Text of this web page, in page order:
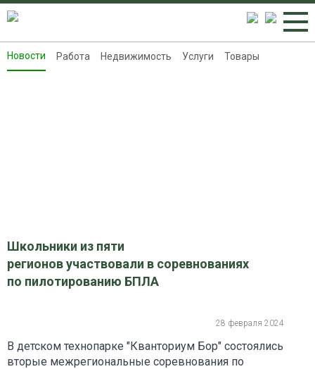
Новости
Новости Работа Недвижимость Услуги Товары
Школьники из пяти
регионов участвовали в соревнованиях
по пилотированию БПЛА
28 февраля 2024
В детском технопарке "Кванториум Бор" состоялись
вторые межрегиональные соревнования по